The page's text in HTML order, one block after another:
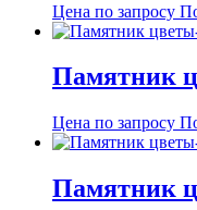
Цена по запросу
Памятник
Цена по запросу
Памятник